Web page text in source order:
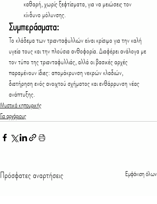
καθαρή, χωρίς ξεφτίσματα, για να μειώσεις τον
κίνδυνο μόλυνσης.
Συμπεράσματα:
Το κλάδεμα των τριανταφυλλιών είναι κρίσιμο για την καλή
υγεία τους και την πλούσια ανθοφορία. Διαφέρει ανάλογα με
τον τύπο της τριανταφυλλιάς, αλλά οι βασικές αρχές
παραμένουν ίδιες: απομάκρυνση νεκρών κλαδιών,
διατήρηση ενός ανοιχτού σχήματος και ενθάρρυνση νέας
ανάπτυξης.
Μυστικά κηπουρικής
Για αρχάριους
Πρόσφατες αναρτήσεις Εμφάνιση όλων